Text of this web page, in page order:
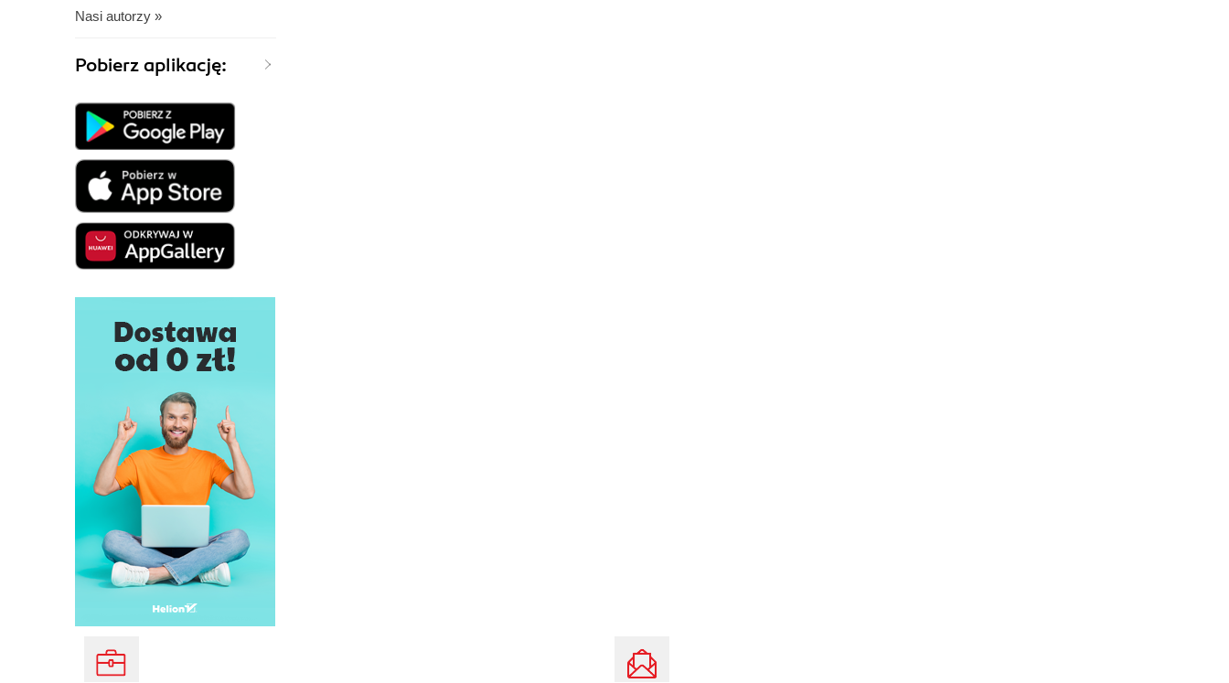
Nasi autorzy »
Pobierz aplikację: